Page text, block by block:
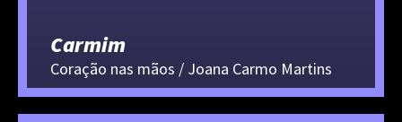
Carmim
Coração nas mãos / Joana Carmo Martins